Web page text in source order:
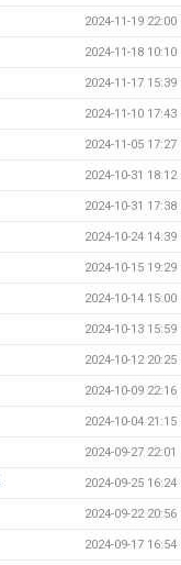
2024-11-19 22:00
2024-11-18 10:10
2024-11-17 15:39
2024-11-10 17:43
2024-11-05 17:27
2024-10-31 18:12
2024-10-31 17:38
2024-10-24 14:39
2024-10-15 19:29
2024-10-14 15:00
2024-10-13 15:59
2024-10-12 20:25
2024-10-09 22:16
2024-10-04 21:15
2024-09-27 22:01
2024-09-25 16:24
2024-09-22 20:56
2024-09-17 16:54